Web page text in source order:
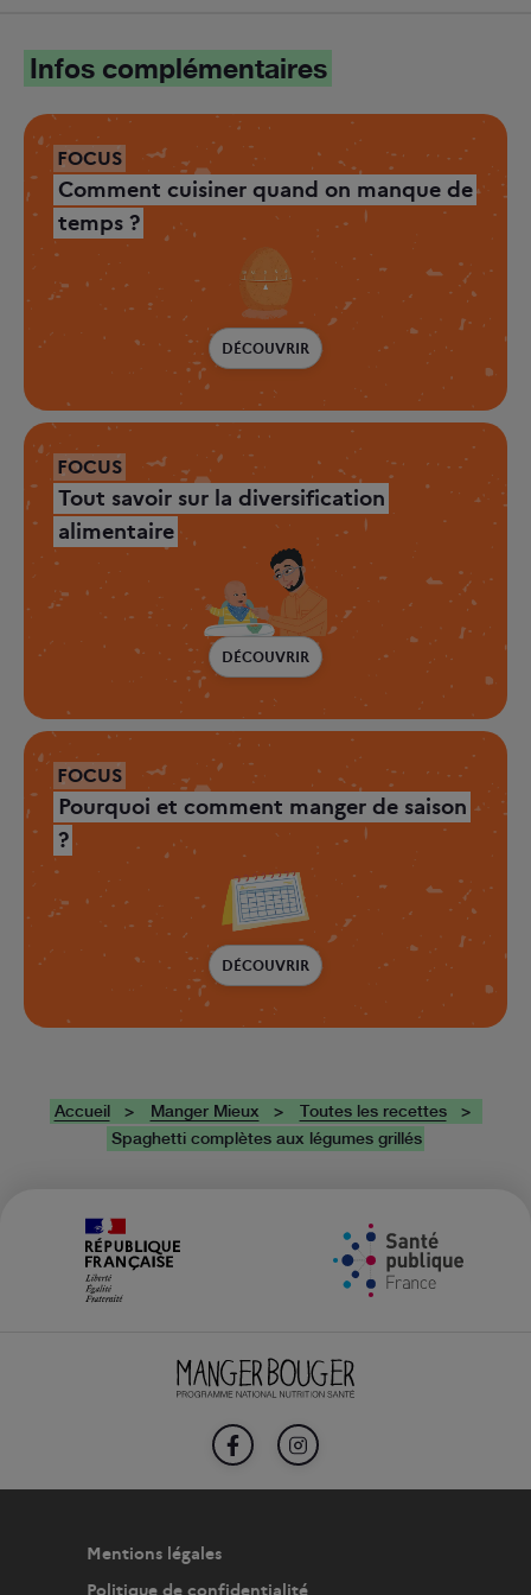
Infos complémentaires
FOCUS
Comment cuisiner quand on manque de
temps ?
DÉCOUVRIR
FOCUS
Tout savoir sur la diversification
alimentaire
DÉCOUVRIR
FOCUS
Pourquoi et comment manger de saison
?
DÉCOUVRIR
Accueil Manger Mieux
Toutes les recettes
Spaghetti complètes aux légumes grillés
FACEBOOKINSTAGRAM
Mentions légales
Politique de confidentialité